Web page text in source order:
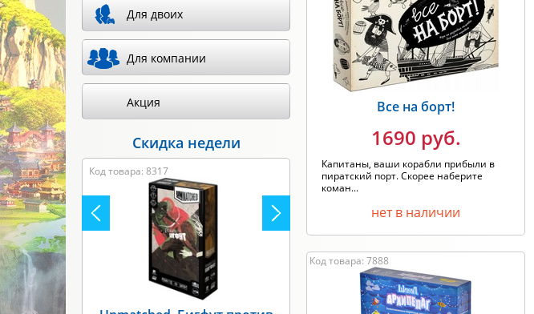
Производитель: Любой
Все на борт!
1690 руб.
Капитаны, ваши корабли прибыли в
пиратский порт. Скорее наберите
коман...
нет в наличии
Код товара: 7888
Для двоих
Для компании
Акция
Скидка недели
Код товара: 8317